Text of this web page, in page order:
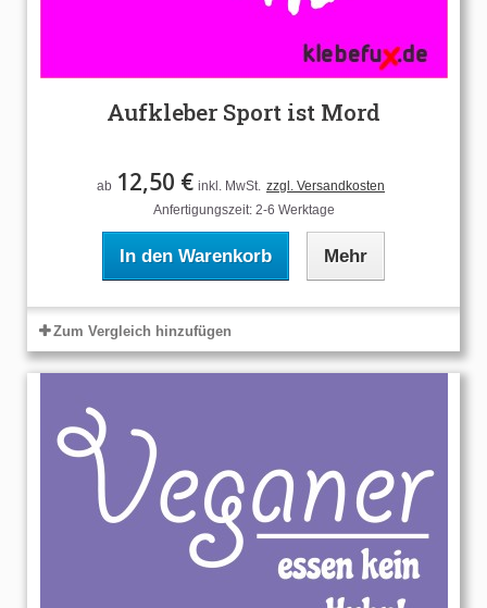
Aufkleber Sport ist Mord
ab 12,50 € inkl. MwSt. zzgl. Versandkosten
Anfertigungszeit: 2-6 Werktage
In den Warenkorb Mehr
Zum Vergleich hinzufügen